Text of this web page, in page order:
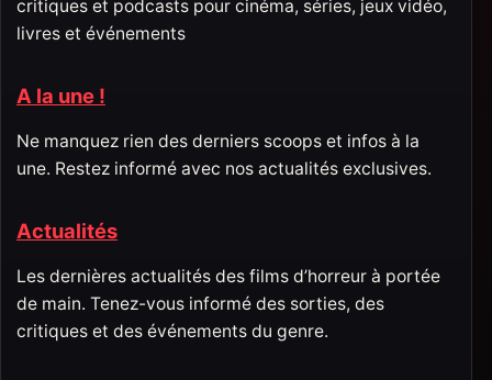
critiques et podcasts pour cinéma, séries, jeux vidéo,
livres et événements
A la une !
Ne manquez rien des derniers scoops et infos à la
une. Restez informé avec nos actualités exclusives.
Actualités
Les dernières actualités des films d’horreur à portée
de main. Tenez-vous informé des sorties, des
critiques et des événements du genre.